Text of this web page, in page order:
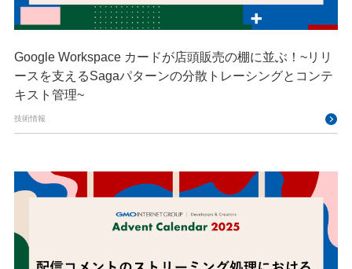
Google Workspace カードが店頭販売の棚に並ぶ！~リリ
ースを支えるSagaパターンの分散トレーシングとコンテ
キスト管理~
技術情報